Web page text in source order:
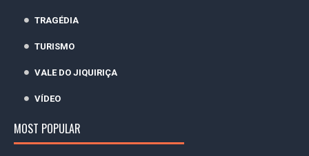
TRAGÉDIA
TURISMO
VALE DO JIQUIRIÇA
VÍDEO
MOST POPULAR